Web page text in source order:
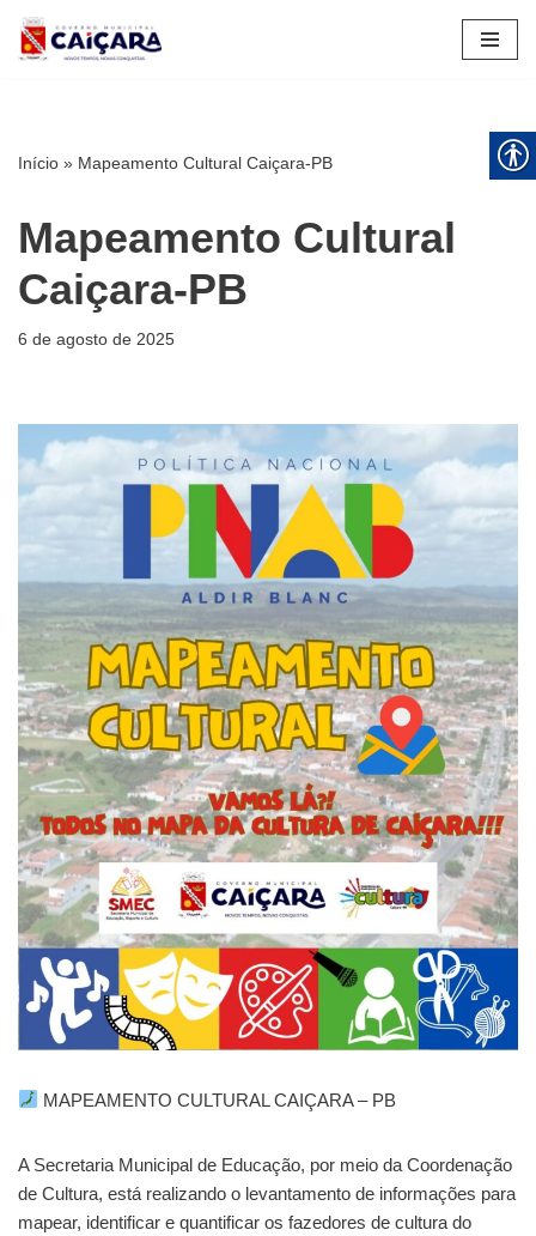
Pular
Início » Mapeamento Cultural Caiçara-PB
Mapeamento Cultural
Caiçara-PB
6 de agosto de 2025
MAPEAMENTO CULTURAL CAIÇARA – PB
A Secretaria Municipal de Educação, por meio da Coordenação
de Cultura, está realizando o levantamento de informações para
mapear, identificar e quantificar os fazedores de cultura do